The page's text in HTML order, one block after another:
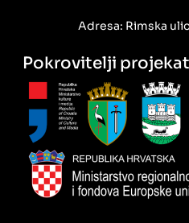
Adresa: Rimska
Pokrovitelji